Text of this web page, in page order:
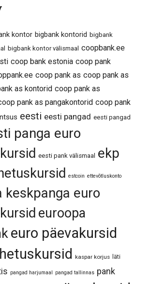
kontor bigbank kontorid bigbank
bigbank kontor välismaal coopbank.ee
coop bank estonia coop pank
coop pank as coop pank as
as kontorid coop pank as
pank as pangakontorid coop pank
eesti eesti pangad eesti pangad
panga euro
eesti pank välismaal ekp
estcoin ettevõtluskonto
keskpanga euro
euroopa
euro päevakursid
kaspar korjus läti
pangad harjumaal pangad tallinnas pank